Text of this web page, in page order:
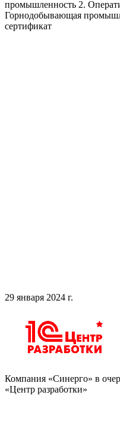
промышленность 2.
Горнодобывающая
сертификат
29 января 2024 г.
Компания «Синерго» в
«Центр разработки»